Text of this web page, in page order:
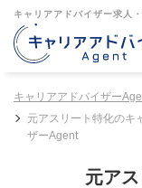
キャリアアドバイザー求人
キャリアアドバイザー
元アスリート特化のキ
ザーAgent
元ア